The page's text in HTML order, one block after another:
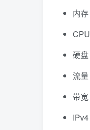
内
硬
流
带